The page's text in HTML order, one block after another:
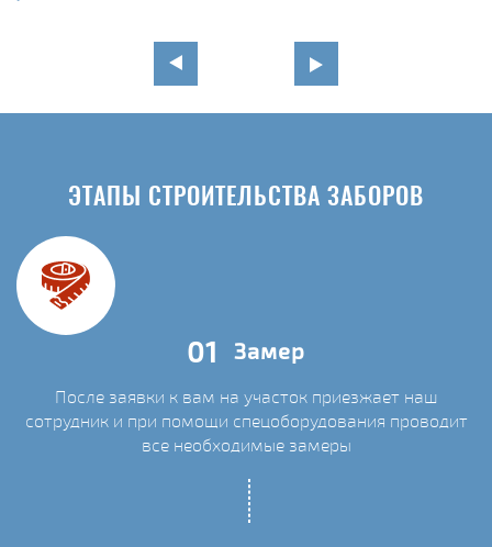
ЭТАПЫ СТРОИТЕЛЬСТВА ЗАБОРОВ
01 Замер
После заявки к вам на участок приезжает наш
сотрудник и при помощи спецоборудования проводит
все необходимые замеры